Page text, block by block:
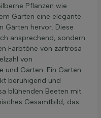
Pflanzen wie
Garten eine elegante
Gärten hervor. Diese
ansprechend, sondern
Farbtöne von zartrosa
von
und Gärten. Ein Garten
beruhigend und
blühenden Beeten mit
Gesamtbild, das